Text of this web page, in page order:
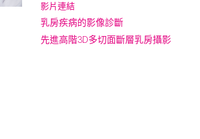
影片連結
乳房疾病的影像診斷
先進高階3D多切面斷層乳房攝影